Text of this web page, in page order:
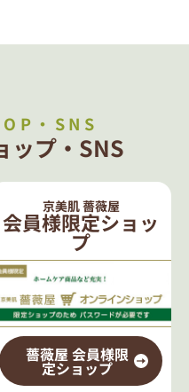
・SNS
ップ・SNS
京美肌 薔薇屋
会員様限定ショッ
プ
薔薇屋 会員様限
定ショップ